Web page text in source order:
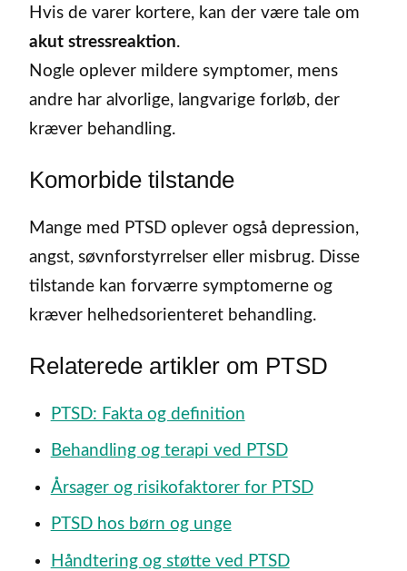
Hvis de varer kortere, kan der være tale om
akut stressreaktion.
Nogle oplever mildere symptomer, mens
andre har alvorlige, langvarige forløb, der
kræver behandling.
Komorbide tilstande
Mange med PTSD oplever også depression,
angst, søvnforstyrrelser eller misbrug. Disse
tilstande kan forværre symptomerne og
kræver helhedsorienteret behandling.
Relaterede artikler om PTSD
PTSD: Fakta og definition
Behandling og terapi ved PTSD
Årsager og risikofaktorer for PTSD
PTSD hos børn og unge
Håndtering og støtte ved PTSD